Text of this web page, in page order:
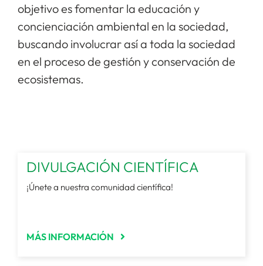
objetivo es fomentar la educación y
concienciación ambiental en la sociedad,
buscando involucrar así a toda la sociedad
en el proceso de gestión y conservación de
ecosistemas.
DIVULGACIÓN CIENTÍFICA
¡Únete a nuestra comunidad científica!
MÁS INFORMACIÓN